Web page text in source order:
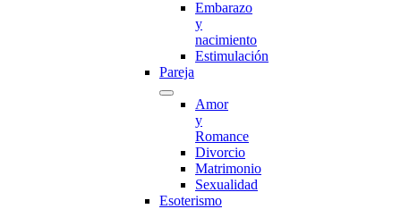
Embarazo
y
nacimiento
Estimulación
Pareja
Amor
y
Romance
Divorcio
Matrimonio
Sexualidad
Esoterismo